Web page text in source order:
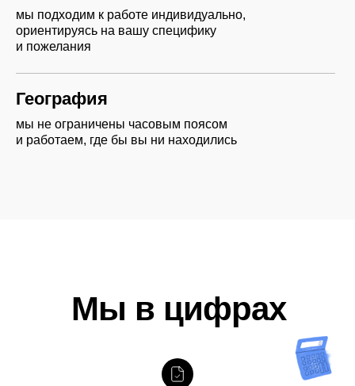
мы подходим к работе индивидуально,
ориентируясь на вашу специфику
и пожелания
мы не ограничены часовым поясом
и работаем, где бы вы ни находились
География
Мы в цифрах